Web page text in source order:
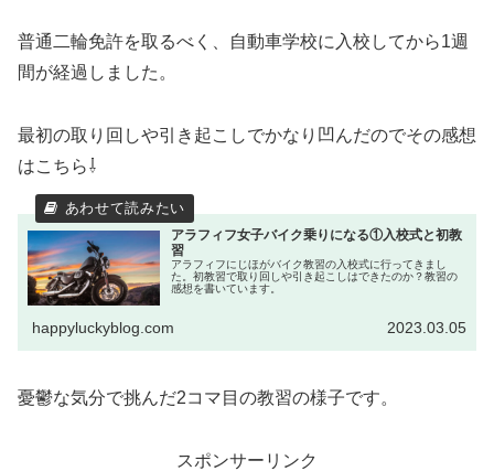
普通二輪免許を取るべく、自動車学校に入校してから1週
間が経過しました。
最初の取り回しや引き起こしでかなり凹んだのでその感想
はこちら⇩
アラフィフ女子バイク乗りになる①入校式と初教
習
アラフィフにじほがバイク教習の入校式に行ってきまし
た。初教習で取り回しや引き起こしはできたのか？教習の
感想を書いています。
happyluckyblog.com 2023.03.05
憂鬱な気分で挑んだ2コマ目の教習の様子です。
スポンサーリンク